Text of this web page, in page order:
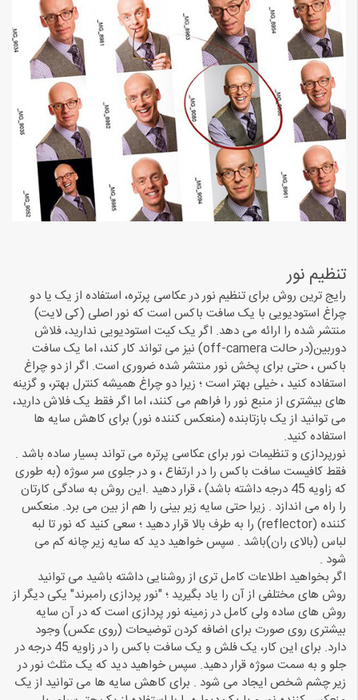
تنظیم نور
رایج ترین روش برای تنظیم نور در عکاسی پرتره، استفاده از یک یا دو
چراغ استودیویی با یک سافت باکس است که نور اصلی (کی لایت)
منتشر شده را ارائه می دهد. اگر یک کیت استودیویی ندارید، فلاش
دوربین(در حالت off-camera) نیز می تواند کار کند، اما یک سافت
باکس ، حتی برای پخش نور منتشر شده ضروری است. اگر از دو چراغ
استفاده کنید ، خیلی بهتر است ؛ زیرا دو چراغ همیشه کنترل بهتر، و گزینه
های بیشتری از منبع نور را فراهم می کنند، اما اگر فقط یک فلاش دارید،
می توانید از یک بازتابنده (منعکس کننده نور) برای کاهش سایه ها
استفاده کنید.
نورپردازی و تنظیمات نور برای عکاسی پرتره می تواند بسیار ساده باشد .
فقط کافیست سافت باکس را در ارتفاع ، و در جلوی سر سوژه (به طوری
که زاویه 45 درجه داشته باشد) ، قرار دهید .این روش به سادگی کارتان
را راه می اندازد . زیرا حتی سایه زیر بینی را هم از بین می برد. منعکس
کننده (reflector) را به طرف بالا قرار دهید ؛ سعی کنید که نور تا لبه
لباس (بالای ران)باشد . سپس خواهید دید که سایه زیر چانه کم می
شود .
اگر بخواهید اطلاعات کامل تری از روشنایی داشته باشید می توانید
روش های مختلفی از آن را یاد بگیرید ؛ "نور پردازی رامبرند" یکی دیگر از
روش های ساده ولی کامل در زمینه نور پردازی است که در آن سایه
بیشتری روی صورت برای اضافه کردن توضیحات (روی عکس) وجود
دارد. برای این کار، یک فلش و یک سافت باکس را در زاویه 45 درجه در
جلو و به سمت سوژه قرار دهید. سپس خواهید دید که یک مثلث نور در
زیر چشم شخص ایجاد می شود . برای کاهش سایه ها می توانید از یک